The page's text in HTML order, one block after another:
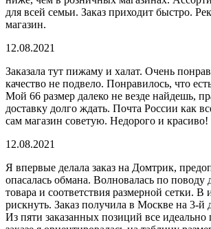
для всей семьи. Заказ приходит быстро.
магазин.
12.08.2021
Заказала тут пижаму и халат. Очень
качество не подвело. Понравилось, что
Мой 66 размер далеко не везде найдешь,
доставку долго ждать. Почта России как
сам магазин советую. Недорого и красиво!
12.08.2021
Я впервые делала заказ на Домтрик,
опасалась обмана. Волновалась по поводу
товара и соответствия размерной сетки. В
рискнуть. Заказ получила в Москве на 3-й
Из пяти заказанных позиций все